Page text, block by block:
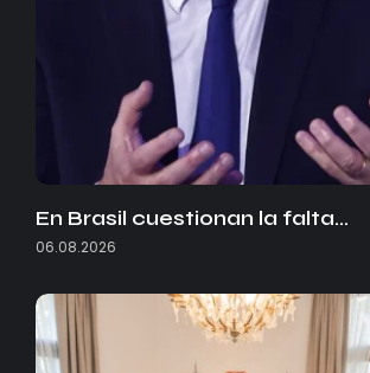
En Brasil cuestionan la falta…
06.08.2026